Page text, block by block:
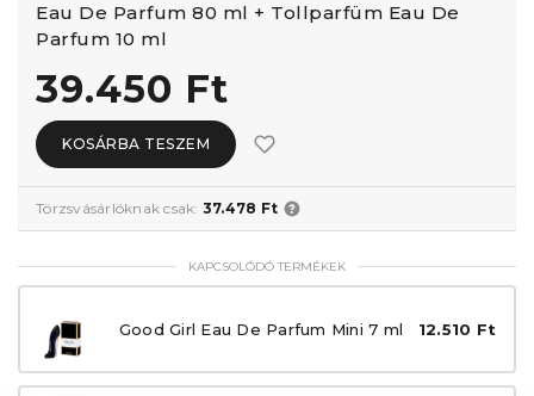
Eau De Parfum 80 ml + Tollparfüm Eau De
Parfum 10 ml
39.450 Ft
KOSÁRBA TESZEM
Törzsvásárlóknak csak: 37.478 Ft
KAPCSOLÓDÓ TERMÉKEK
Good Girl Eau De Parfum Mini 7 ml 12.510 Ft